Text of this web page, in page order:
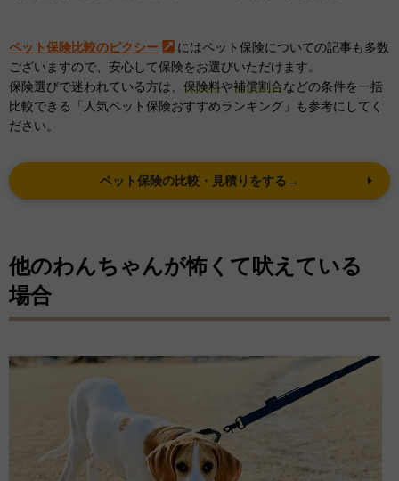
ペット保険比較のピクシー
にはペット保険についての記事も多数
ございますので、安心して保険をお選びいただけます。
保険選びで迷われている方は、 保険料や補償割合などの条件を一括
比較できる「人気ペット保険おすすめランキング」も参考にしてく
ださい。
ペット保険の比較・見積りをする→
他のわんちゃんが怖くて吠えている
場合